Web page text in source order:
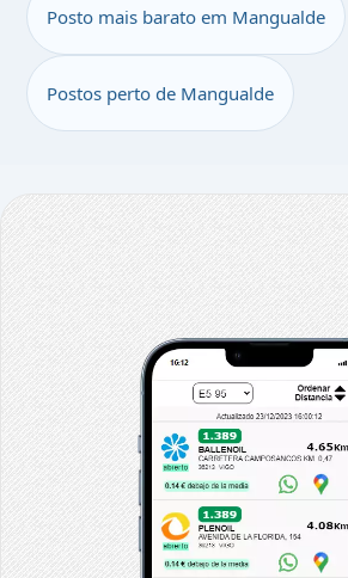
Posto mais barato em Mangualde
Postos perto de Mangualde